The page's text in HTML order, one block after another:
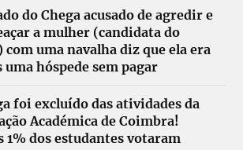
do Chega acusado de agredir e
a mulher (candidata do
com uma navalha diz que ela era
uma hóspede sem pagar
foi excluído das atividades da
Académica de Coimbra!
1% dos estudantes votaram